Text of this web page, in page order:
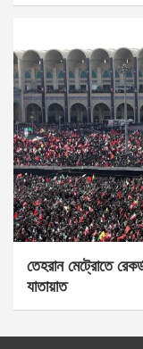
তেহরান মেট্রোতে
যাতায়াত